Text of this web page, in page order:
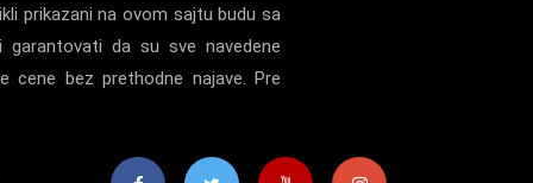
prikazani na ovom sajtu budu sa
da su sve navedene
bez prethodne najave. Pre